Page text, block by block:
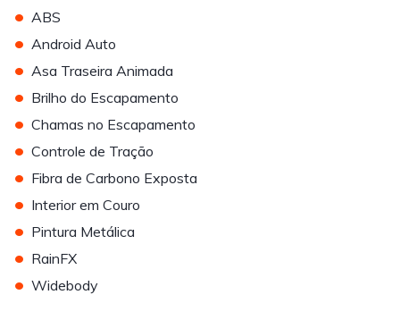
• ABS
• Android Auto
• Asa Traseira Animada
• Brilho do Escapamento
• Chamas no Escapamento
• Controle de Tração
• Fibra de Carbono Exposta
• Interior em Couro
• Pintura Metálica
• RainFX
• Widebody